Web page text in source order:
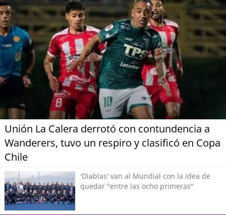
Unión La Calera derrotó con contundencia a
Wanderers, tuvo un respiro y clasificó en Copa
Chile
'Diablas' van al Mundial con la idea de
quedar "entre las ocho primeras"